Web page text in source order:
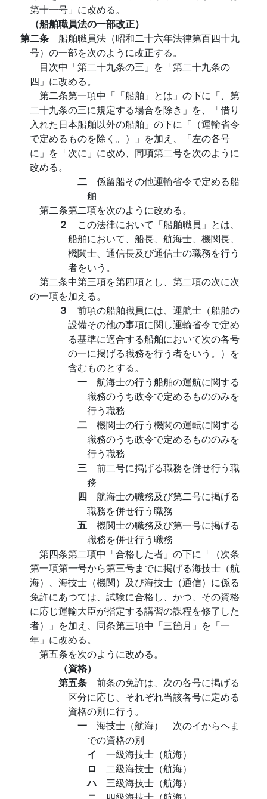
第十一号」に改める。
（船舶職員法の一部改正）
第二条 船舶職員法（昭和二十六年法律第百四十九
号）の一部を次のように改正する。
目次中「第二十九条の三」を「第二十九条の
四」に改める。
第二条第一項中「「船舶」とは」の下に「、第
二十九条の三に規定する場合を除き」を、「借り
入れた日本船舶以外の船舶」の下に「（運輸省令
で定めるものを除く。）」を加え、「左の各号
に」を「次に」に改め、同項第二号を次のように
改める。
二 係留船その他運輸省令で定める船
舶
第二条第二項を次のように改める。
２ この法律において「船舶職員」とは、
船舶において、船長、航海士、機関長、
機関士、通信長及び通信士の職務を行う
者をいう。
第二条中第三項を第四項とし、第二項の次に次
の一項を加える。
３ 前項の船舶職員には、運航士（船舶の
設備その他の事項に関し運輸省令で定め
る基準に適合する船舶において次の各号
の一に掲げる職務を行う者をいう。）を
含むものとする。
一 航海士の行う船舶の運航に関する
職務のうち政令で定めるもののみを
行う職務
二 機関士の行う機関の運転に関する
職務のうち政令で定めるもののみを
行う職務
三 前二号に掲げる職務を併せ行う職
務
四 航海士の職務及び第二号に掲げる
職務を併せ行う職務
五 機関士の職務及び第一号に掲げる
職務を併せ行う職務
第四条第二項中「合格した者」の下に「（次条
第一項第一号から第三号までに掲げる海技士（航
海）、海技士（機関）及び海技士（通信）に係る
免許にあつては、試験に合格し、かつ、その資格
に応じ運輸大臣が指定する講習の課程を修了した
者）」を加え、同条第三項中「三箇月」を「一
年」に改める。
第五条を次のように改める。
（資格）
第五条 前条の免許は、次の各号に掲げる
区分に応じ、それぞれ当該各号に定める
資格の別に行う。
一 海技士（航海） 次のイからヘま
での資格の別
イ 一級海技士（航海）
ロ 二級海技士（航海）
ハ 三級海技士（航海）